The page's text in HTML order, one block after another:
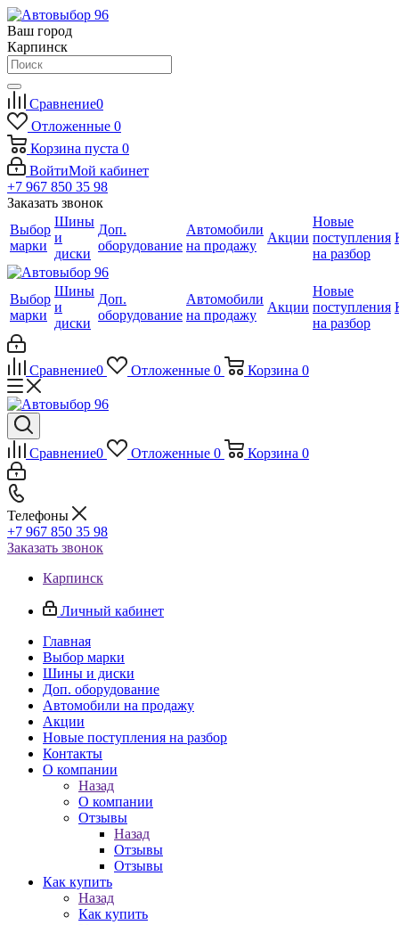
Ваш город
Карпинск
Сравнение0
Отложенные 0
Корзина пуста 0
ВойтиМой кабинет
+7 967 850 35 98
Заказать звонок
Выбор
марки
Шины
и
диски
Доп.
оборудование
Автомобили
на продажу
Акции
Новые
поступления
на разбор
Выбор
марки
Шины
и
диски
Доп.
оборудование
Автомобили
на продажу
Акции
Новые
поступления
на разбор
Сравнение0 Отложенные 0 Корзина 0
Сравнение0 Отложенные 0 Корзина 0
Телефоны
+7 967 850 35 98
Заказать звонок
Карпинск
Личный кабинет
Главная
Выбор марки
Шины и диски
Доп. оборудование
Автомобили на продажу
Акции
Новые поступления на разбор
Контакты
О компании
Назад
О компании
Отзывы
Назад
Отзывы
Отзывы
Как купить
Назад
Как купить